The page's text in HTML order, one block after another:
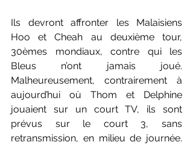
Ils devront affronter les Malaisiens
Hoo et Cheah au deuxième tour,
30èmes mondiaux, contre qui les
Bleus n’ont jamais joué.
Malheureusement, contrairement à
aujourd’hui où Thom et Delphine
jouaient sur un court TV, ils sont
prévus sur le court 3, sans
retransmission, en milieu de journée.